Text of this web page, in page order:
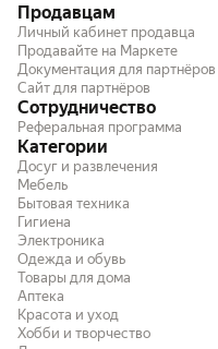
Продавцам
Личный кабинет продавца
Продавайте на Маркете
Документация для партнёров
Сайт для партнёров
Сотрудничество
Реферальная программа
Категории
Досуг и развлечения
Мебель
Бытовая техника
Гигиена
Электроника
Одежда и обувь
Товары для дома
Аптека
Красота и уход
Хобби и творчество